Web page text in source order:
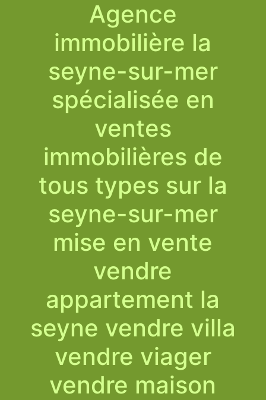
Agence
immobilière la
seyne-sur-mer
spécialisée en
ventes
immobilières de
tous types sur la
seyne-sur-mer
mise en vente
vendre
appartement la
seyne vendre villa
vendre viager
vendre maison